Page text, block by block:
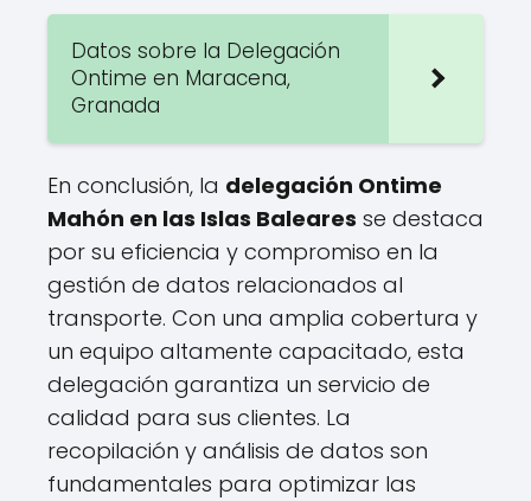
Datos sobre la Delegación
Ontime en Maracena,
Granada
En conclusión, la delegación Ontime
Mahón en las Islas Baleares se destaca
por su eficiencia y compromiso en la
gestión de datos relacionados al
transporte. Con una amplia cobertura y
un equipo altamente capacitado, esta
delegación garantiza un servicio de
calidad para sus clientes. La
recopilación y análisis de datos son
fundamentales para optimizar las